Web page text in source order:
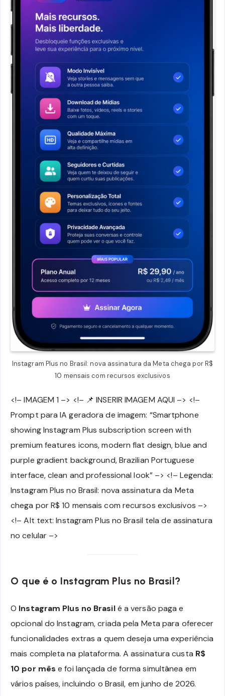
Instagram Plus no Brasil: nova assinatura da Meta chega por R$
10 mensais com recursos exclusivos
<!– IMAGEM 1 –> <!– 📌 INSERIR IMAGEM AQUI –> <!–
Prompt para IA geradora de imagem: “Smartphone
showing Instagram Plus subscription screen with
premium features icons, modern flat design, blue and
purple gradient background, Brazilian Portuguese
interface, clean and professional look” –> <!– Legenda:
Instagram Plus no Brasil: nova assinatura da Meta
chega por R$ 10 mensais com recursos exclusivos –>
<!– Alt text: Instagram Plus no Brasil tela de assinatura
no celular –>
O que é o Instagram Plus no Brasil?
O Instagram Plus no Brasilé a versão paga e
opcional do Instagram, criada pela Meta para oferecer
funcionalidades extras a quem deseja uma experiência
mais completa na plataforma. A assinatura custa R$
10 por mês e foi lançada de forma simultânea em
vários países, incluindo o Brasil, em junho de 2026.